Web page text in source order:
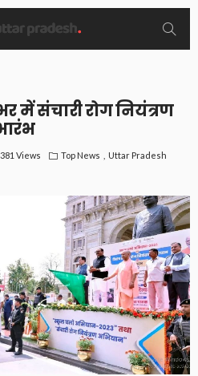
में संचारी रोग नियंत्रण
381 Views Top News Uttar Pradesh